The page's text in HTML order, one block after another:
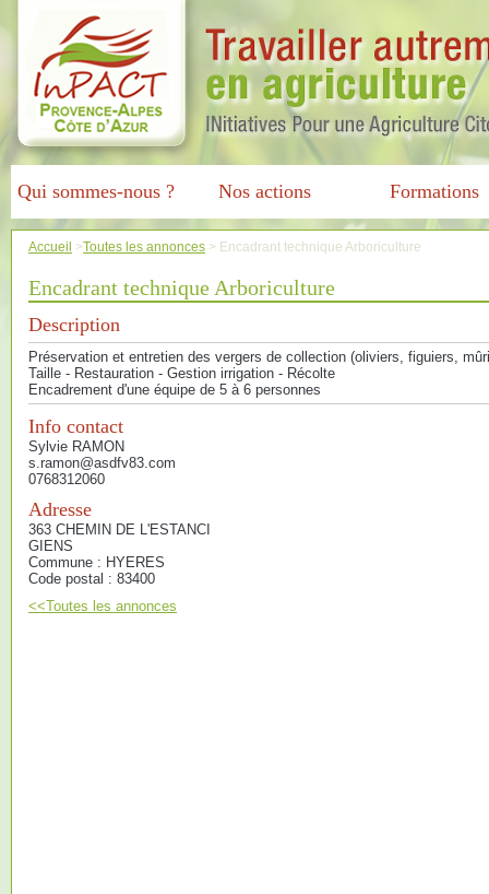
Qui sommes-nous ? Nos actions Formations
Accueil >Toutes les annonces > Encadrant technique Arboriculture
Encadrant technique Arboriculture
Description
Préservation et entretien des vergers de collection (oliviers, figuiers,
Taille - Restauration - Gestion irrigation - Récolte
Encadrement d'une équipe de 5 à 6 personnes
Info contact
Sylvie RAMON
s.ramon@asdfv83.com
0768312060
Adresse
363 CHEMIN DE L'ESTANCI
GIENS
Commune : HYERES
Code postal : 83400
<<Toutes les annonces